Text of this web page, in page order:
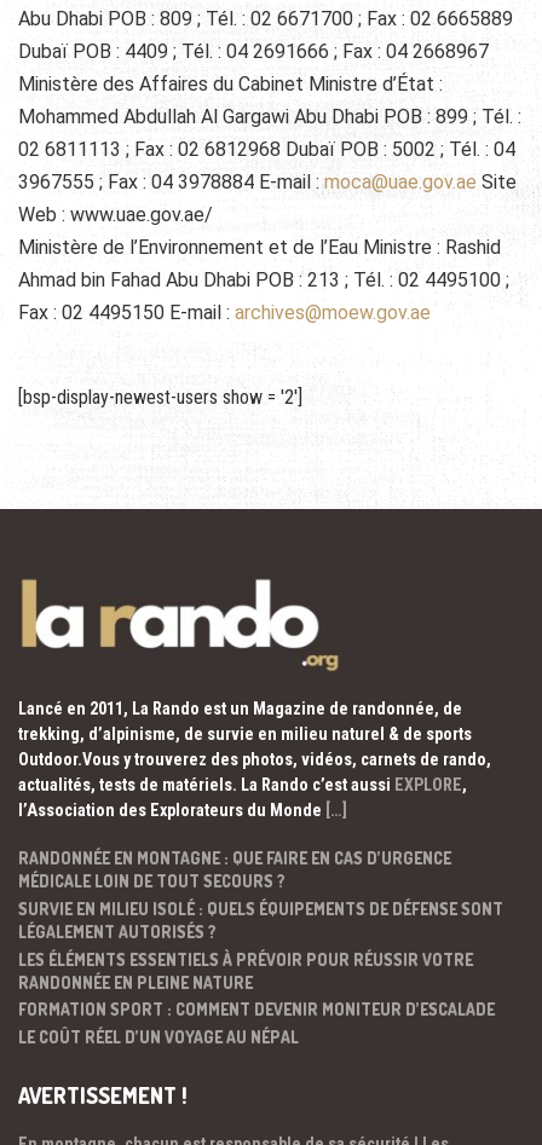
Abu Dhabi POB : 809 ; Tél. : 02 6671700 ; Fax : 02 6665889
Dubaï POB : 4409 ; Tél. : 04 2691666 ; Fax : 04 2668967
Ministère des Affaires du Cabinet Ministre d’État :
Mohammed Abdullah Al Gargawi Abu Dhabi POB : 899 ; Tél. :
02 6811113 ; Fax : 02 6812968 Dubaï POB : 5002 ; Tél. : 04
3967555 ; Fax : 04 3978884 E-mail :moca@uae.gov.ae Site
Web : www.uae.gov.ae/
Ministère de l’Environnement et de l’Eau Ministre : Rashid
Ahmad bin Fahad Abu Dhabi POB : 213 ; Tél. : 02 4495100 ;
Fax : 02 4495150 E-mail : archives@moew.gov.ae
[bsp-display-newest-users show = '2']
Lancé en 2011, La Rando est un Magazine de randonnée, de
trekking, d’alpinisme, de survie en milieu naturel & de sports
Outdoor.Vous y trouverez des photos, vidéos, carnets de rando,
actualités, tests de matériels. La Rando c’est aussi EXPLORE,
l’Association des Explorateurs du Monde […]
RANDONNÉE EN MONTAGNE : QUE FAIRE EN CAS D’URGENCE
MÉDICALE LOIN DE TOUT SECOURS ?
SURVIE EN MILIEU ISOLÉ : QUELS ÉQUIPEMENTS DE DÉFENSE SONT
LÉGALEMENT AUTORISÉS ?
LES ÉLÉMENTS ESSENTIELS À PRÉVOIR POUR RÉUSSIR VOTRE
RANDONNÉE EN PLEINE NATURE
FORMATION SPORT : COMMENT DEVENIR MONITEUR D’ESCALADE
LE COÛT RÉEL D’UN VOYAGE AU NÉPAL
AVERTISSEMENT !